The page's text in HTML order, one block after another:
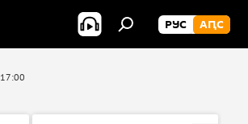
РУС АԤС
17:00